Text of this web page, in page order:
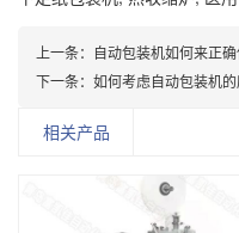
上一条： 自动包装机如何来正确
下一条： 如何考虑自动包装机的
相关产品